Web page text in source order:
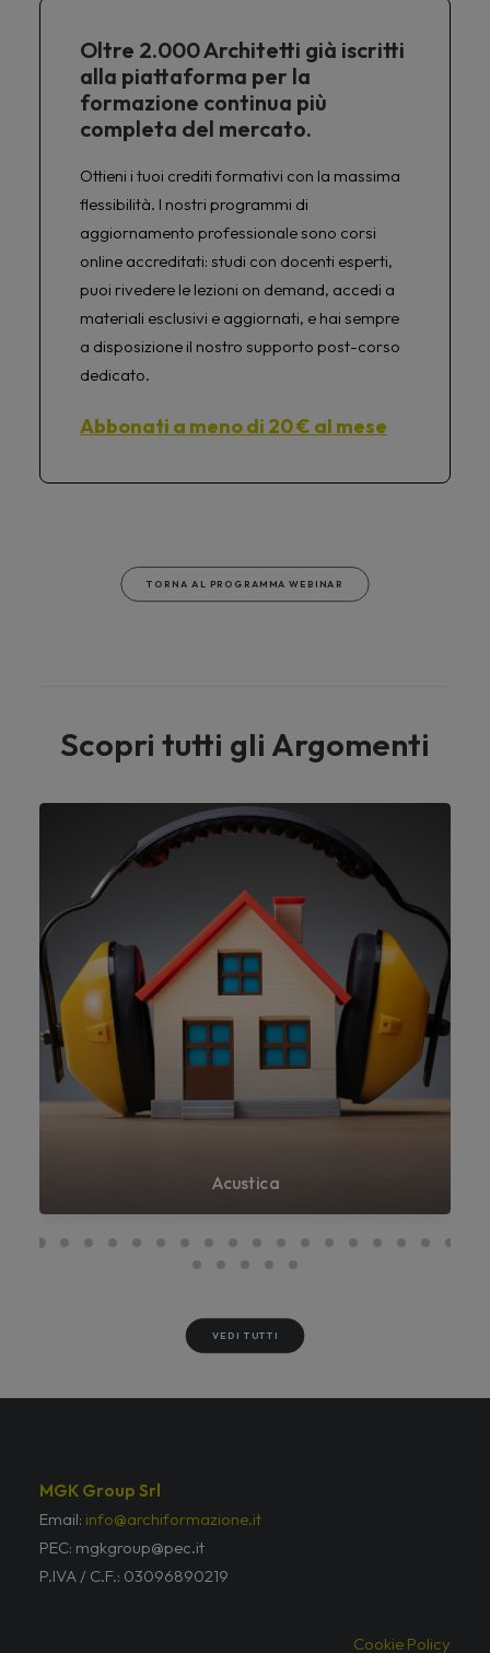
Oltre 2.000 Architetti già iscritti
alla piattaforma per la
formazione continua più
completa del mercato.
Ottieni i tuoi crediti formativi con la massima
flessibilità. I nostri programmi di
aggiornamento professionale sono corsi
online accreditati: studi con docenti esperti,
puoi rivedere le lezioni on demand, accedi a
materiali esclusivi e aggiornati, e hai sempre
a disposizione il nostro supporto post-corso
dedicato.
Abbonati a meno di 20 € al mese
TORNA AL PROGRAMMA WEBINAR
Scopri tutti gli Argomenti
Acustica
VEDI TUTTI
MGK Group Srl
Email: info@archiformazione.it
PEC: mgkgroup@pec.it
P.IVA / C.F.: 03096890219
Cookie Policy